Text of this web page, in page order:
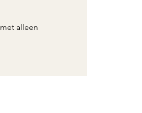
alleen